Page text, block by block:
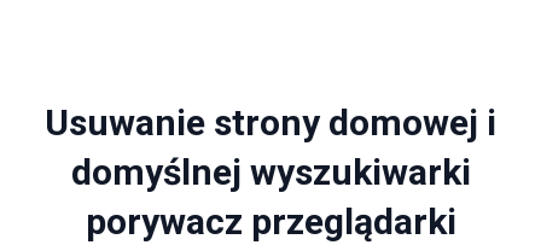
Usuwanie strony domowej i
domyślnej wyszukiwarki
porywacz przeglądarki